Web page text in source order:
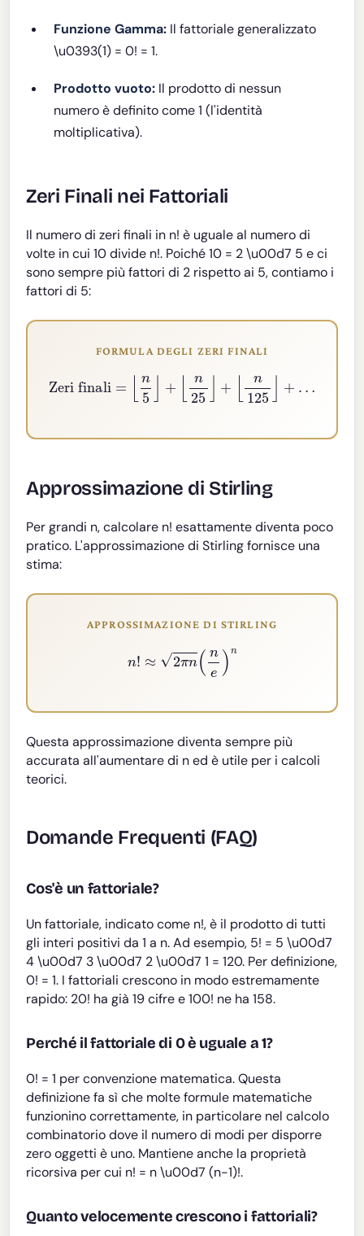
Funzione Gamma: Il fattoriale generalizzato
\u0393(1) = 0! = 1.
Prodotto vuoto: Il prodotto di nessun
numero è definito come 1 (l'identità
moltiplicativa).
Zeri Finali nei Fattoriali
Il numero di zeri finali in n! è uguale al numero di
volte in cui 10 divide n!. Poiché 10 = 2 \u00d7 5 e ci
sono sempre più fattori di 2 rispetto ai 5, contiamo i
fattori di 5:
FORMULA DEGLI ZERI FINALI
Zeri finali =⌊ n +⌊ n25⌋ n 125 +
Approssimazione di Stirling
Per grandi n, calcolare n! esattamente diventa poco
pratico. L'approssimazione di Stirling fornisce una
stima:
APPROSSIMAZIONE DI STIRLING
πn(n e )n
Questa approssimazione diventa sempre più
accurata all'aumentare di n ed è utile per i calcoli
teorici.
Domande Frequenti (FAQ)
Cos'è un fattoriale?
Un fattoriale, indicato come n!, è il prodotto di tutti
gli interi positivi da 1 a n. Ad esempio, 5! = 5 \u00d7
4 \u00d7 3 \u00d7 2 \u00d7 1 = 120. Per definizione,
0! = 1. I fattoriali crescono in modo estremamente
rapido: 20! ha già 19 cifre e 100! ne ha 158.
Perché il fattoriale di 0 è uguale a 1?
0! = 1 per convenzione matematica. Questa
definizione fa sì che molte formule matematiche
funzionino correttamente, in particolare nel calcolo
combinatorio dove il numero di modi per disporre
zero oggetti è uno. Mantiene anche la proprietà
ricorsiva per cui n! = n \u00d7 (n-1)!.
Quanto velocemente crescono i fattoriali?